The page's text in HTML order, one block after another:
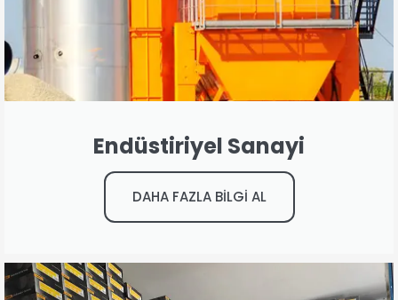
Endüstiriyel Sanayi
DAHA FAZLA BİLGİ AL